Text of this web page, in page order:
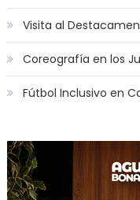
Visita al
Coreografía en los
Fútbol Inclusivo en